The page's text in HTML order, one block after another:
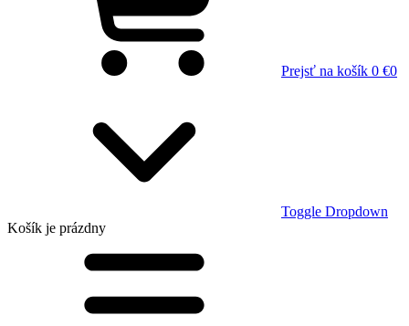
Prejsť na košík 0 €0
Toggle Dropdown
Košík je prázdny